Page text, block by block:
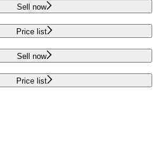
Sell now
Price list
Sell now
Price list